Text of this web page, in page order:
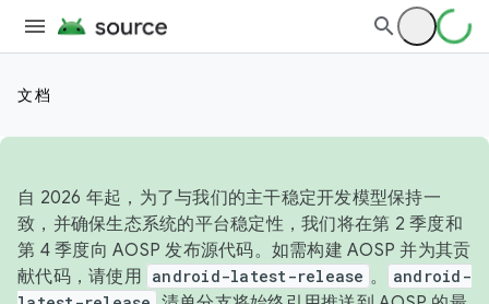
文档
自 2026 年起，为了与我们的主干稳定开发模型保持一
致，并确保生态系统的平台稳定性，我们将在第 2 季度和
第 4 季度向 AOSP 发布源代码。如需构建 AOSP 并为其贡
献代码，请使用 android-latest-release 。
android-